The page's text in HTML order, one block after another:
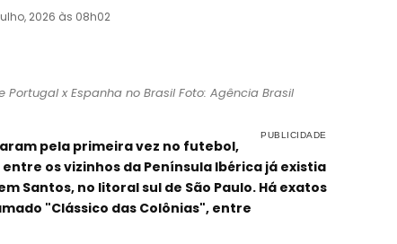
2026 às 08h02
x Espanha no Brasil Foto: Agência Brasil
pela primeira vez no futebol,
entre os vizinhos da Península Ibérica já existia
Santos, no litoral sul de São Paulo. Há exatos
"Clássico das Colônias", entre